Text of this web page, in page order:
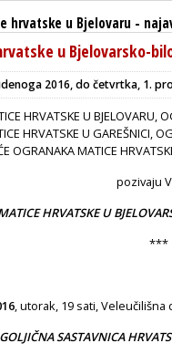
hrvatske u Bjelovaru -
u Bjelovarsko-
2016, do četvrtka, 1.
HRVATSKE U BJELOVARU,
HRVATSKE U GAREŠNICI,
OGRANAKA MATICE
pozivaju
HRVATSKE U
***
, utorak, 19 sati, Veleučilišna
SASTAVNICA